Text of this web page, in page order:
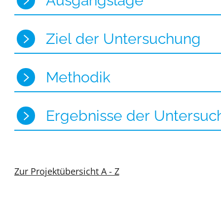
Ziel der Untersuchung
Methodik
Ergebnisse der
Zur Projektübersicht A - Z